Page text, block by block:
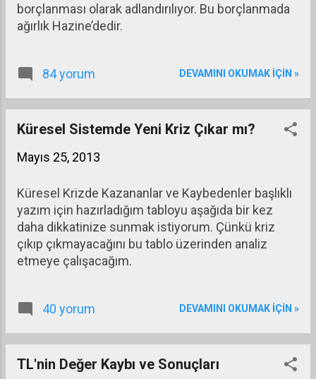
borçlanması olarak adlandırılıyor. Bu borçlanmada
ağırlık Hazine’dedir.
84 yorum DEVAMINI OKUMAK IÇIN »
Küresel Sistemde Yeni Kriz Çıkar mı?
Mayıs 25, 2013
Küresel Krizde Kazananlar ve Kaybedenler başlıklı
yazım için hazırladığım tabloyu aşağıda bir kez
daha dikkatinize sunmak istiyorum. Çünkü kriz
çıkıp çıkmayacağını bu tablo üzerinden analiz
etmeye çalışacağım.
40 yorum DEVAMINI OKUMAK IÇIN »
TL'nin Değer Kaybı ve Sonuçları